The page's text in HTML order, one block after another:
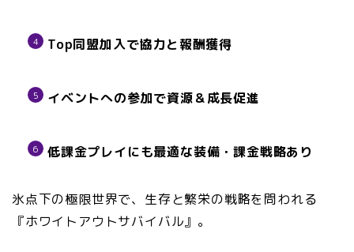
Top同盟加入で協力と報酬獲得
イベントへの参加で資源＆成長促進
低課金プレイにも最適な装備・課金戦略あり
氷点下の極限世界で、生存と繁栄の戦略を問われる
『ホワイトアウトサバイバル』。